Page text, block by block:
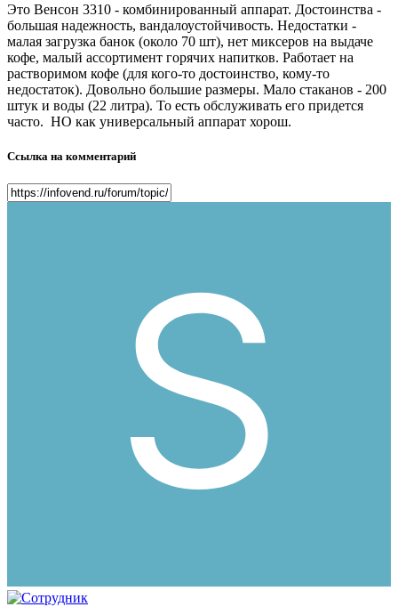
Это Венсон 3310 - комбинированный аппарат. Достоинства -
большая надежность, вандалоустойчивость. Недостатки -
малая загрузка банок (около 70 шт), нет миксеров на выдаче
кофе, малый ассортимент горячих напитков. Работает на
растворимом кофе (для кого-то достоинство, кому-то
недостаток). Довольно большие размеры. Мало стаканов - 200
штук и воды (22 литра). То есть обслуживать его придется
часто. НО как универсальный аппарат хорош.
Ссылка на комментарий